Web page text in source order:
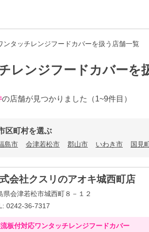
タッチレンジフードカバーを扱う店舗一覧
レンジフードカバーを
の店舗が見つかりました （1~9件目）
区町村を選ぶ
島市 会津若松市 郡山市 いわき市 国見
会社クスリのアオキ城西町店
県会津若松市城西町８－１２
0242-36-7317
板付対応ワンタッチレンジフードカバー